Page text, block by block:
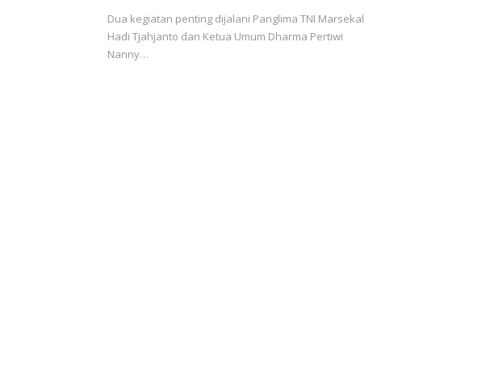
Dua kegiatan penting dijalani Panglima TNI Marsekal
Hadi Tjahjanto dan Ketua Umum Dharma Pertiwi
Nanny…